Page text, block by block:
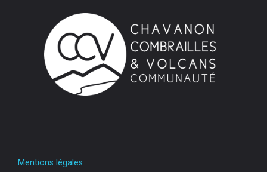
Mentions légales